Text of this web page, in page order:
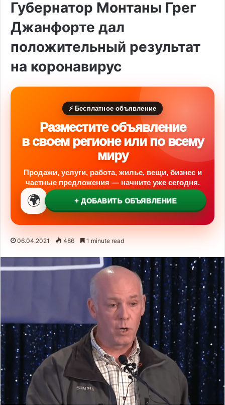
Губернатор Монтаны Грег
Джанфорте дал
положительный результат
на коронавирус
⚡ Бесплатное объявление
Разместите объявление
в своем регионе или по всему
миру
Продажи, услуги, работа, жилье, вещи, бизнес и
частные предложения — начните уже сегодня.
🌍 + ДОБАВИТЬ ОБЪЯВЛЕНИЕ
06.04.2021 486 1 minute read